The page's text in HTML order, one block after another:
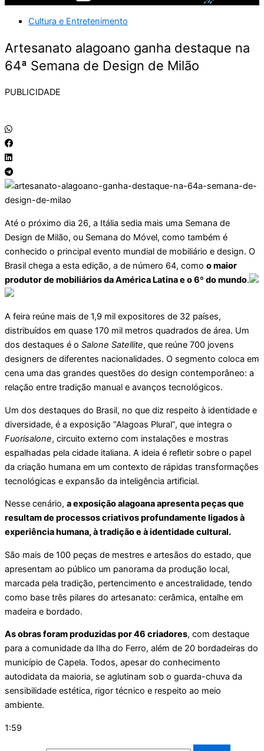
Cultura e Entretenimento
Artesanato alagoano ganha destaque na
64ª Semana de Design de Milão
PUBLICIDADE
Até o próximo dia 26, a Itália sedia mais uma Semana de
Design de Milão, ou Semana do Móvel, como também é
conhecido o principal evento mundial de mobiliário e design. O
Brasil chega a esta edição, a de número 64, como o maior
produtor de mobiliários da América Latina e o 6º do mundo.
A feira reúne mais de 1,9 mil expositores de 32 países,
distribuídos em quase 170 mil metros quadrados de área. Um
dos destaques é o Salone Satellite, que reúne 700 jovens
designers de diferentes nacionalidades. O segmento coloca em
cena uma das grandes questões do design contemporâneo: a
relação entre tradição manual e avanços tecnológicos.
Um dos destaques do Brasil, no que diz respeito à identidade e
diversidade, é a exposição “Alagoas Plural”, que integra o
Fuorisalone, circuito externo com instalações e mostras
espalhadas pela cidade italiana. A ideia é refletir sobre o papel
da criação humana em um contexto de rápidas transformações
tecnológicas e expansão da inteligência artificial.
Nesse cenário, a exposição alagoana apresenta peças que
resultam de processos criativos profundamente ligados à
experiência humana, à tradição e à identidade cultural.
São mais de 100 peças de mestres e artesãos do estado, que
apresentam ao público um panorama da produção local,
marcada pela tradição, pertencimento e ancestralidade, tendo
como base três pilares do artesanato: cerâmica, entalhe em
madeira e bordado.
As obras foram produzidas por 46 criadores, com destaque
para a comunidade da Ilha do Ferro, além de 20 bordadeiras do
município de Capela. Todos, apesar do conhecimento
autodidata da maioria, se aglutinam sob o guarda-chuva da
sensibilidade estética, rigor técnico e respeito ao meio
ambiente.
1:59